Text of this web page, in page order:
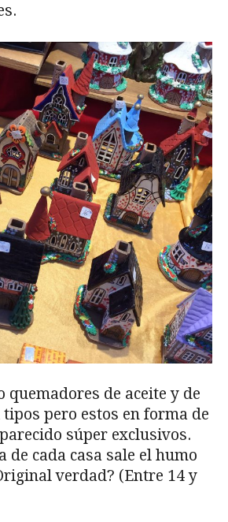
quemadores de aceite y de
pero estos en forma de
súper exclusivos.
de cada casa sale el humo
verdad? (Entre 14 y